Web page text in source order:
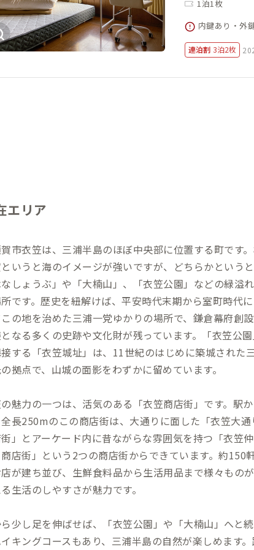
1泊1枚
内鍵あり・外
連泊割 3泊2枚
エリア
市衣笠は、三浦半島のほぼ中央部に位置する町です
いうと海のイメージが強いですが、どちらかというと
なしょうぶ」や「大楠山」、「衣笠公園」などの緑溢れ
です。歴史を紐解けば、平安時代末期から室町時代
の地を治めた三浦一党ゆかりの場所で、鎌倉幕府創設
なる多くの史跡や文化財が残っています。「衣笠公園
する「衣笠城址」は、11世紀のはじめに築城された
拠点で、山城の面影をわずかに留めています。
魅力の一つは、活気のある「衣笠商店街」です。駅
長250mのこの商店街は、大通りに面した「衣笠大通
」とアーケード内に昔ながらな雰囲気を持つ「衣笠仲
店街」という2つの商店街からできています。約150
が建ち並び、生鮮食料品から生活用品まで様々ものが
生活のしやすさが魅力です。
少し足を伸ばせば、「衣笠公園」や「大楠山」へと続
キングコースもあり、三浦半島の自然が楽しめます